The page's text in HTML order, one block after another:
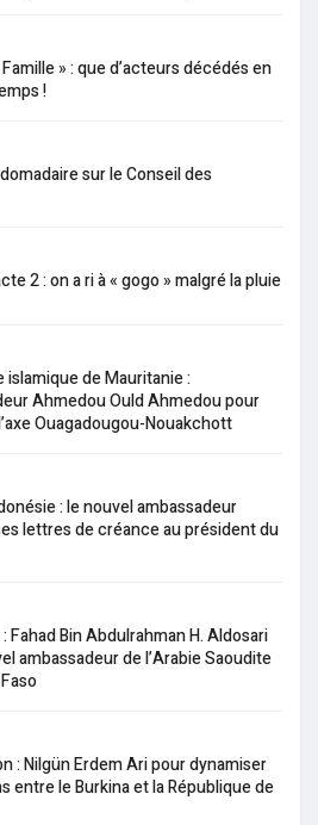
» : que d’acteurs décédés en
!
sur le Conseil des
2 : on a ri à « gogo » malgré la pluie
islamique de Mauritanie :
Ahmedou Ould Ahmedou pour
Ouagadougou-Nouakchott
: le nouvel ambassadeur
lettres de créance au président du
Fahad Bin Abdulrahman H. Aldosari
ambassadeur de l’Arabie Saoudite
: Nilgün Erdem Ari pour dynamiser
entre le Burkina et la République de